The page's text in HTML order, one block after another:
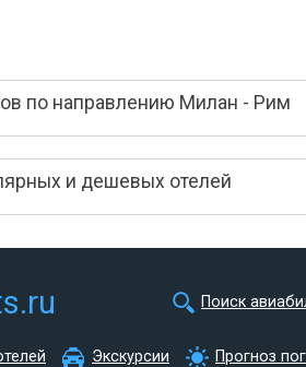
по направлению Милан - Рим
и дешевых отелей
Поиск
Экскурсии Прогноз